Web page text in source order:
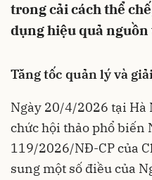
trong cải cách thể
dụng hiệu quả nguồn
Tăng tốc quản lý và
Ngày 20/4/2026 tại Hà
chức hội thảo phổ biến
119/2026/NĐ-CP của
sung một số điều của